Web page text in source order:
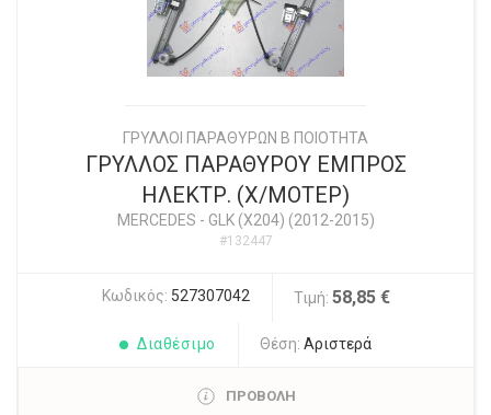
ΓΡΥΛΛΟΙ ΠΑΡΑΘΥΡΩΝ Β ΠΟΙΟΤΗΤΑ
ΓΡΥΛΛΟΣ ΠΑΡΑΘΥΡΟΥ ΕΜΠΡΟΣ
ΗΛΕΚΤΡ. (Χ/ΜΟΤΕΡ)
MERCEDES - GLK (X204) (2012-2015)
#132447
Κωδικός: 527307042 Τιμή: 58,85 €
Διαθέσιμο Θέση: Αριστερά
ΠΡΟΒΟΛΗ